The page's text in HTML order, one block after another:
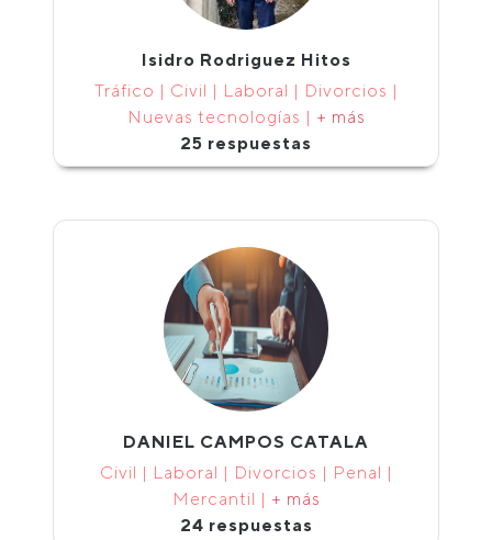
Isidro Rodriguez Hitos
Tráfico | Civil | Laboral | Divorcios |
Nuevas tecnologías | + más
25 respuestas
DANIEL CAMPOS CATALA
Civil | Laboral | Divorcios | Penal |
Mercantil | + más
24 respuestas